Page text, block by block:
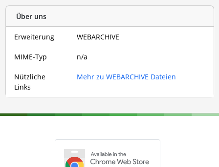
Über uns
Erweiterung WEBARCHIVE
MIME-Typ n/a
Nützliche
Links
Mehr zu WEBARCHIVE Dateien